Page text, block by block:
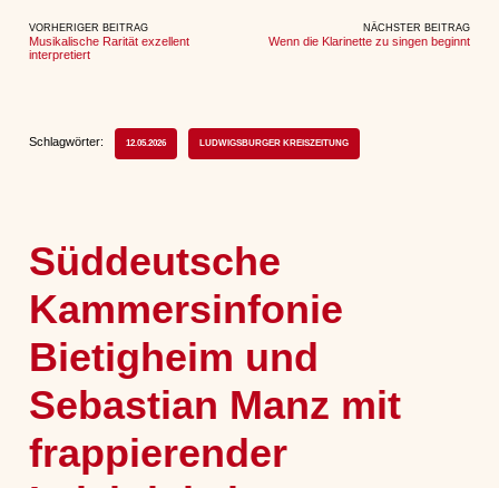
VORHERIGER BEITRAG
Musikalische Rarität exzellent
interpretiert
NÄCHSTER BEITRAG
Wenn die Klarinette zu singen beginnt
Schlagwörter: 12.05.2026 LUDWIGSBURGER KREISZEITUNG
Süddeutsche
Kammersinfonie
Bietigheim und
Sebastian Manz mit
frappierender